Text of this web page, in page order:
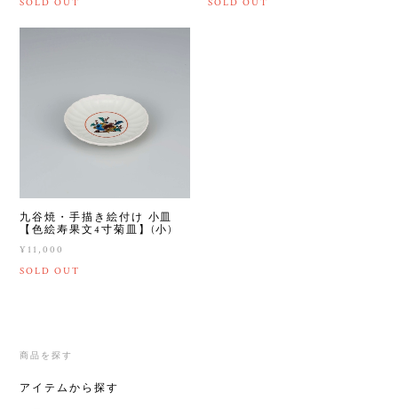
SOLD OUT
SOLD OUT
九谷焼・手描き絵付け 小皿
【色絵寿果文4寸菊皿】(小)
¥11,000
SOLD OUT
商品を探す
アイテムから探す